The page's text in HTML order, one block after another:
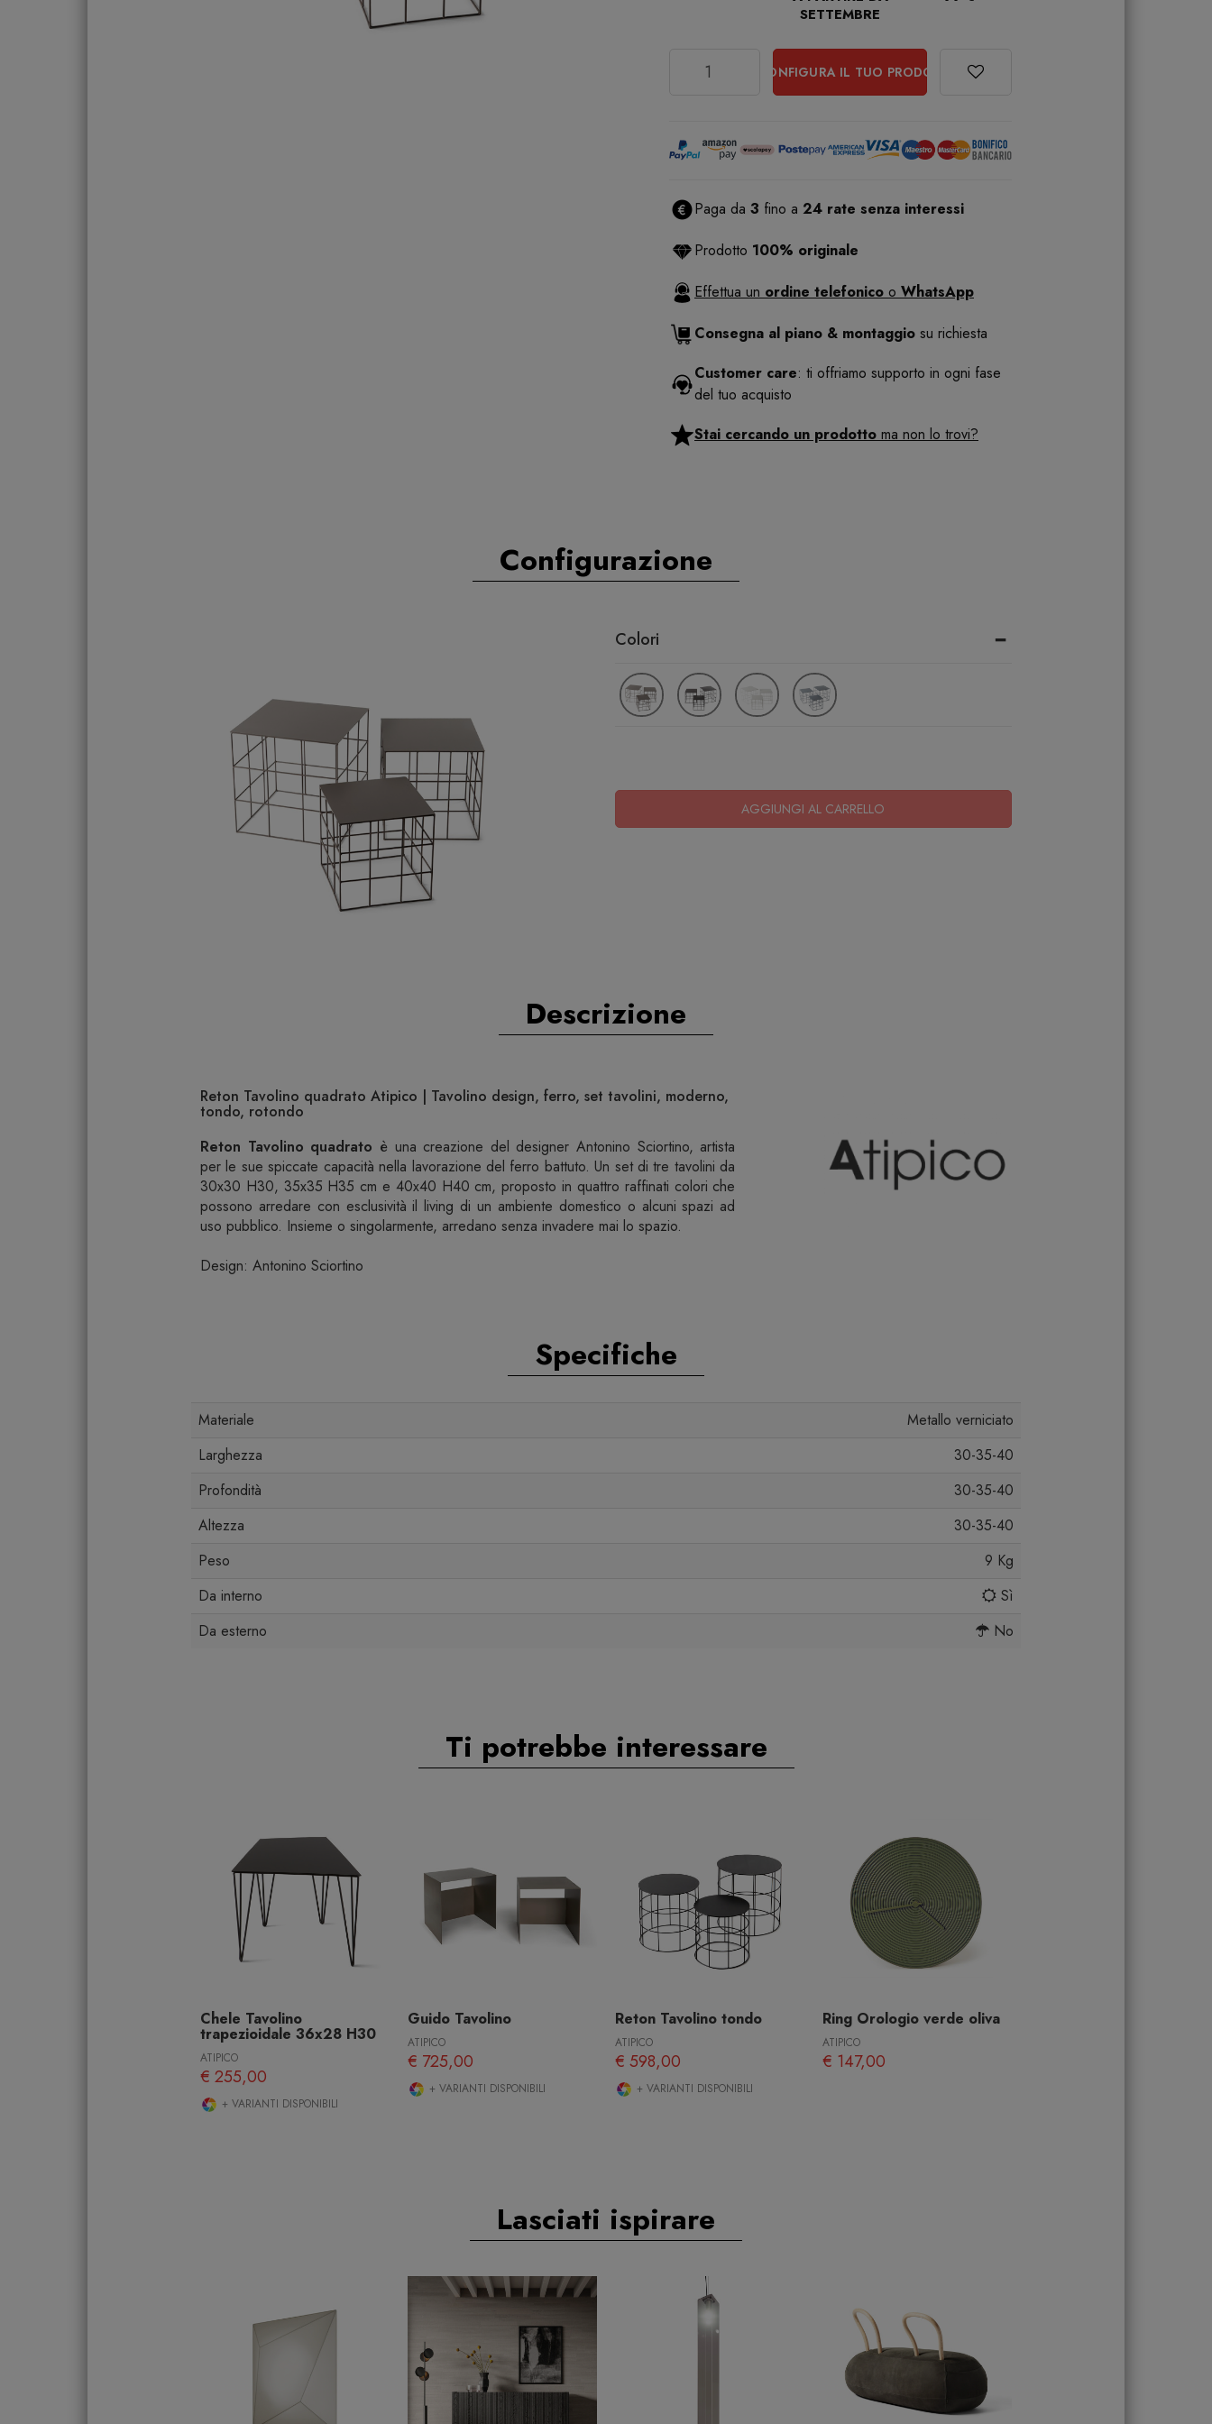
SETTEMBRE
CONFIGURA IL TUO PRODOTTO
Paga da 3 fino a 24 rate senza interessi
Prodotto 100% originale
Effettua un ordine telefonico o WhatsApp
Consegna al piano & montaggio su richiesta
Customer care: ti offriamo supporto in ogni fase
del tuo acquisto
Stai cercando un prodotto ma non lo trovi?
Configurazione
Colori -
AGGIUNGI AL CARRELLO
Descrizione
Reton Tavolino quadrato Atipico | Tavolino design, ferro, set tavolini, moderno,
tondo, rotondo
Reton Tavolino quadrato è una creazione del designer Antonino Sciortino, artista
per le sue spiccate capacità nella lavorazione del ferro battuto. Un set di tre tavolini da
30x30 H30, 35x35 H35 cm e 40x40 H40 cm, proposto in quattro raffinati colori che
possono arredare con esclusività il living di un ambiente domestico o alcuni spazi ad
uso pubblico. Insieme o singolarmente, arredano senza invadere mai lo spazio.
Design: Antonino Sciortino
Specifiche
Materiale
Metallo verniciato
Larghezza
30-35-40
Profondità
30-35-40
Altezza
30-35-40
Peso
9 Kg
Da interno
Sì
Da esterno
No
Ti potrebbe interessare
Chele Tavolino
trapezioidale 36x28 H30
ATIPICO
€ 255,00
+ VARIANTI DISPONIBILI
Guido Tavolino
ATIPICO
€ 725,00
+ VARIANTI DISPONIBILI
Reton Tavolino tondo
ATIPICO
€ 598,00
+ VARIANTI DISPONIBILI
Ring Orologio verde oliva
ATIPICO
€ 147,00
Lasciati ispirare